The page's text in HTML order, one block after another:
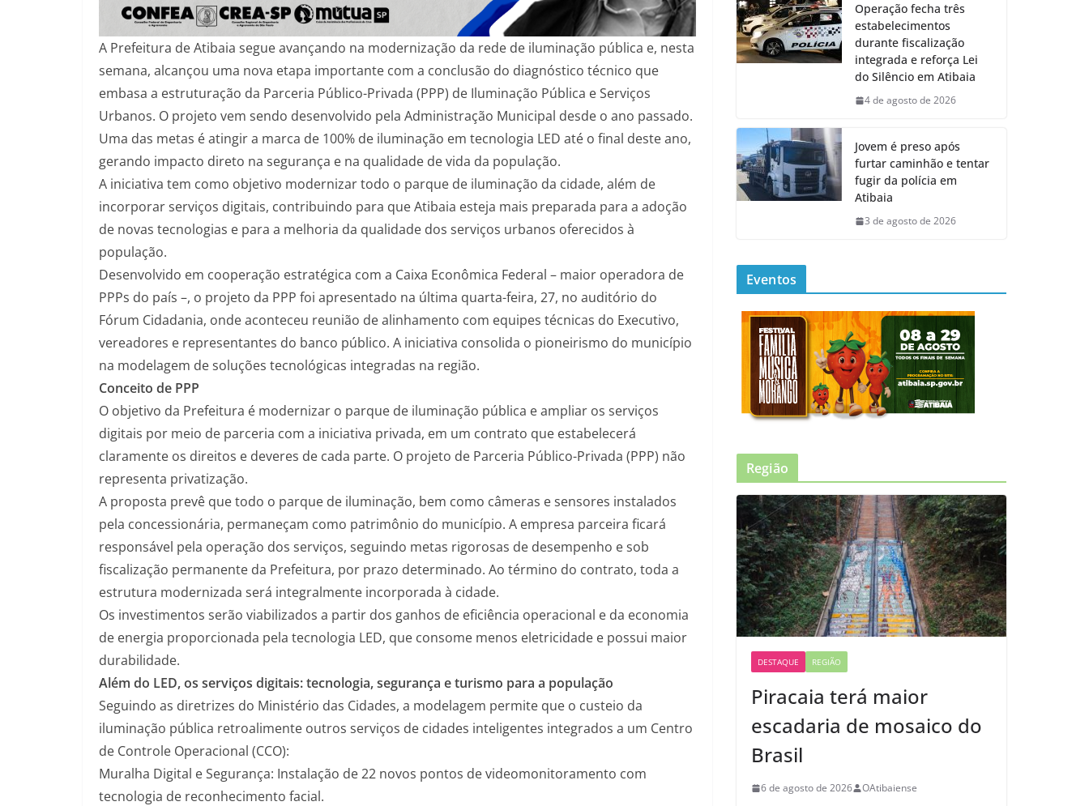
A Prefeitura de Atibaia segue avançando na modernização da rede de iluminação pública e, nesta
semana, alcançou uma nova etapa importante com a conclusão do diagnóstico técnico que
embasa a estruturação da Parceria Público-Privada (PPP) de Iluminação Pública e Serviços
Urbanos. O projeto vem sendo desenvolvido pela Administração Municipal desde o ano passado.
Uma das metas é atingir a marca de 100% de iluminação em tecnologia LED até o final deste ano,
gerando impacto direto na segurança e na qualidade de vida da população.
A iniciativa tem como objetivo modernizar todo o parque de iluminação da cidade, além de
incorporar serviços digitais, contribuindo para que Atibaia esteja mais preparada para a adoção
de novas tecnologias e para a melhoria da qualidade dos serviços urbanos oferecidos à
população.
Desenvolvido em cooperação estratégica com a Caixa Econômica Federal – maior operadora de
PPPs do país –, o projeto da PPP foi apresentado na última quarta-feira, 27, no auditório do
Fórum Cidadania, onde aconteceu reunião de alinhamento com equipes técnicas do Executivo,
vereadores e representantes do banco público. A iniciativa consolida o pioneirismo do município
na modelagem de soluções tecnológicas integradas na região.
Conceito de PPP
O objetivo da Prefeitura é modernizar o parque de iluminação pública e ampliar os serviços
digitais por meio de parceria com a iniciativa privada, em um contrato que estabelecerá
claramente os direitos e deveres de cada parte. O projeto de Parceria Público-Privada (PPP) não
representa privatização.
A proposta prevê que todo o parque de iluminação, bem como câmeras e sensores instalados
pela concessionária, permaneçam como patrimônio do município. A empresa parceira ficará
responsável pela operação dos serviços, seguindo metas rigorosas de desempenho e sob
fiscalização permanente da Prefeitura, por prazo determinado. Ao término do contrato, toda a
estrutura modernizada será integralmente incorporada à cidade.
Os investimentos serão viabilizados a partir dos ganhos de eficiência operacional e da economia
de energia proporcionada pela tecnologia LED, que consome menos eletricidade e possui maior
durabilidade.
Além do LED, os serviços digitais: tecnologia, segurança e turismo para a população
Seguindo as diretrizes do Ministério das Cidades, a modelagem permite que o custeio da
iluminação pública retroalimente outros serviços de cidades inteligentes integrados a um Centro
de Controle Operacional (CCO):
Muralha Digital e Segurança: Instalação de 22 novos pontos de videomonitoramento com
tecnologia de reconhecimento facial.
Operação fecha três
estabelecimentos
durante fiscalização
integrada e reforça Lei
do Silêncio em Atibaia
4 de agosto de 2026
Jovem é preso após
furtar caminhão e tentar
fugir da polícia em
Atibaia
3 de agosto de 2026
Eventos
Região
DESTAQUE REGIÃO
Piracaia terá maior
escadaria de mosaico do
Brasil
6 de agosto de 2026 OAtibaiense